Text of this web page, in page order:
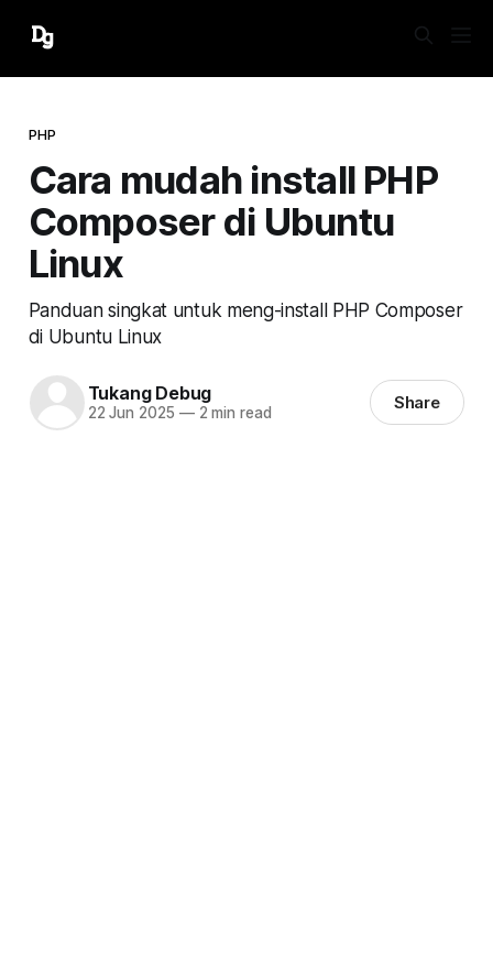
PHP
Cara mudah install PHP
Composer di Ubuntu
Linux
Panduan singkat untuk meng-install PHP Composer
di Ubuntu Linux
Tukang Debug
22 Jun 2025 —2 min read Share